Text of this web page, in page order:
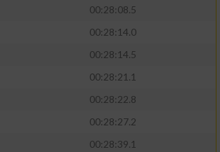
00:28:08.5
00:28:14.0
00:28:14.5
00:28:21.1
00:28:22.8
00:28:27.2
00:28:39.1